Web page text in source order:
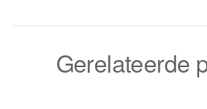
Gerelateerde